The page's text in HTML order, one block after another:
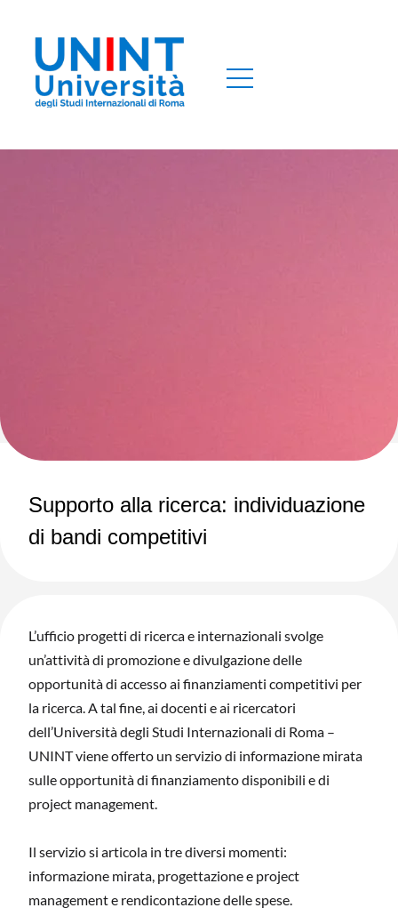
Supporto alla ricerca: individuazione
di bandi competitivi
L’ufficio progetti di ricerca e internazionali svolge
un’attività di promozione e divulgazione delle
opportunità di accesso ai finanziamenti competitivi per
la ricerca. A tal fine, ai docenti e ai ricercatori
dell’Università degli Studi Internazionali di Roma –
UNINT viene offerto un servizio di informazione mirata
sulle opportunità di finanziamento disponibili e di
project management.
Il servizio si articola in tre diversi momenti:
informazione mirata, progettazione e project
management e rendicontazione delle spese.